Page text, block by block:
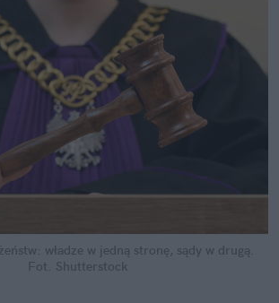
władze w jedną stronę, sądy w drugą.
Fot. Shutterstock